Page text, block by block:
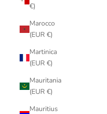
€)
Marocco
(EUR €)
Martinica
(EUR €)
Mauritania
(EUR €)
Mauritius